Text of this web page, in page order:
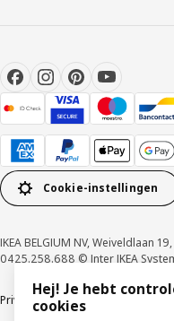
Cookie-instellingen
IKEA BELGIUM NV, Weiveldlaan
0425.258.688 © Inter IKEA
PrivacybeleidCookiebeleid
Hej! Je hebt
cookies